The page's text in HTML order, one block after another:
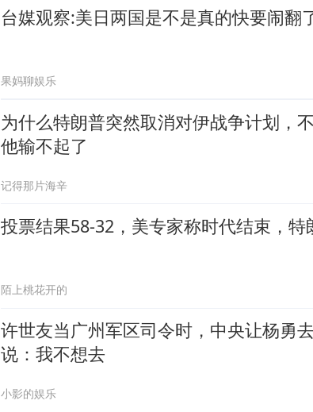
台媒观察:美日两国是不是真的快要闹翻
果妈聊娱乐
为什么特朗普突然取消对伊战争计划，
他输不起了
记得那片海辛
投票结果58-32，美专家称时代结束，特
陌上桃花开的
许世友当广州军区司令时，中央让杨勇
说：我不想去
小影的娱乐